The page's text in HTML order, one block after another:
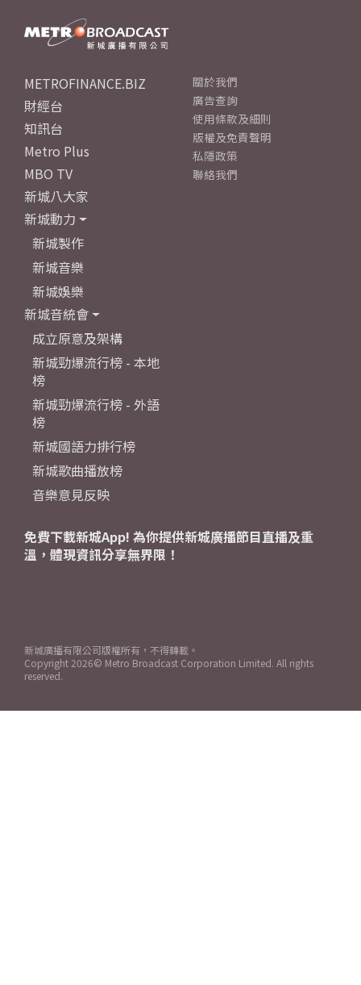
METROFINANCE.BIZ
財經台
知訊台
Metro Plus
MBO TV
新城八大家
新城動力
新城製作
新城音樂
新城娛樂
新城音統會
成立原意及架構
新城勁爆流行榜 - 本地
榜
新城勁爆流行榜 - 外語
榜
新城國語力排行榜
新城歌曲播放榜
音樂意見反映
關於我們
廣告查詢
使用條款及細則
版權及免責聲明
私隱政策
聯絡我們
免費下載新城App! 為你提供新城廣播節目直播及重
溫，體現資訊分享無界限！
新城廣播有限公司版權所有，不得轉載。
Copyright 2026© Metro Broadcast Corporation Limited. All rights
reserved.